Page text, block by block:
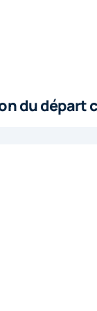
du départ